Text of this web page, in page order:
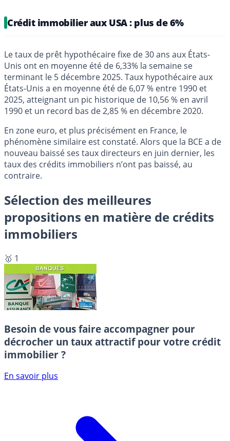
Crédit immobilier aux USA : plus de 6%
Le taux de prêt hypothécaire fixe de 30 ans aux États-
Unis ont en moyenne été de 6,33% la semaine se
terminant le 5 décembre 2025. Taux hypothécaire aux
États-Unis a en moyenne été de 6,07 % entre 1990 et
2025, atteignant un pic historique de 10,56 % en avril
1990 et un record bas de 2,85 % en décembre 2020.
En zone euro, et plus précisément en France, le
phénomène similaire est constaté. Alors que la BCE a de
nouveau baissé ses taux directeurs en juin dernier, les
taux des crédits immobiliers n’ont pas baissé, au
contraire.
Sélection des meilleures
propositions en matière de crédits
immobiliers
🥇 1
Besoin de vous faire accompagner pour
décrocher un taux attractif pour votre crédit
immobilier ?
En savoir plus